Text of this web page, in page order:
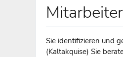
Sie identifizieren und
(Kaltakquise) Sie